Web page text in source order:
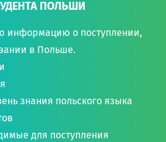
ПОЛЬШИ
информацию о поступлении,
в Польше.
знания польского языка
для поступления